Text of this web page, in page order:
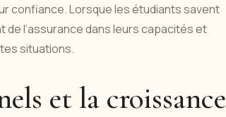
confiance. Lorsque les étudiants savent
l’assurance dans leurs capacités et
situations.
et la croissance